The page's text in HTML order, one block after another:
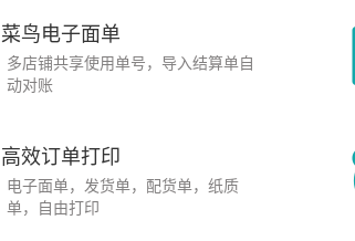
菜鸟电子面单
多店铺共享使用单号，导入结算单自
动对账
高效订单打印
电子面单，发货单，配货单，纸质
单，自由打印